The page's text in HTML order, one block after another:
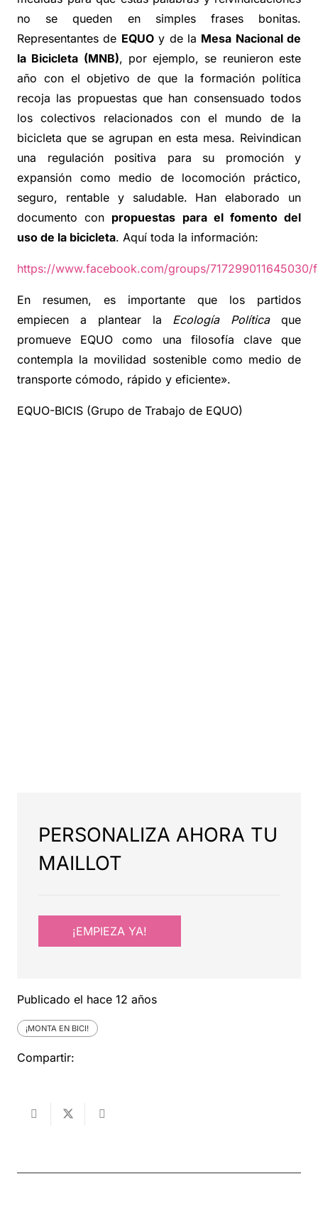
no se queden en simples frases bonitas.
Representantes de EQUOy de la Mesa Nacional de
la Bicicleta (MNB), por ejemplo, se reunieron este
año con el objetivo de que la formación política
recoja las propuestas que han consensuado todos
los colectivos relacionados con el mundo de la
bicicleta que se agrupan en esta mesa. Reivindican
una regulación positiva para su promoción y
expansión como medio de locomoción práctico,
seguro, rentable y saludable. Han elaborado un
documento con propuestas para el fomento del
uso de la bicicleta. Aquí toda la información:
https://www.facebook.com/groups/717299011645030/
En resumen, es importante que los partidos
empiecen a plantear la Ecología Políticaque
promueve EQUO como una filosofía clave que
contempla la movilidad sostenible como medio de
transporte cómodo, rápido y eficiente».
EQUO-BICIS (Grupo de Trabajo de EQUO)
PERSONALIZA AHORA TU
MAILLOT
¡EMPIEZA YA!
Publicado el hace 12 años
¡MONTA EN BICI!
Compartir: